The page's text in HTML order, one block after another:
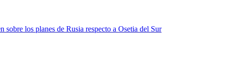
los planes de Rusia respecto a Osetia del Sur